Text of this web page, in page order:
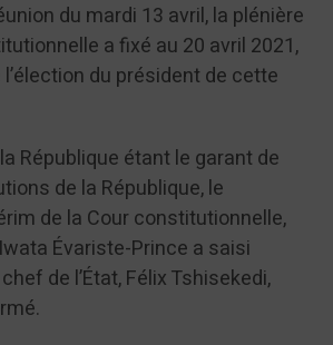
du mardi 13 avril, la plénière
a fixé au 20 avril 2021,
l’élection du président de cette
République étant le garant de
de la République, le
de la Cour constitutionnelle,
Évariste-Prince a saisi
de l’État, Félix Tshisekedi,